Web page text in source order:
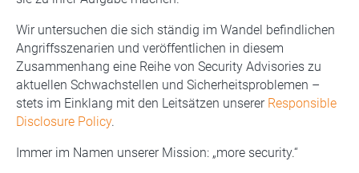
Wir untersuchen die sich ständig im Wandel befindlichen
Angriffsszenarien und veröffentlichen in diesem
Zusammenhang eine Reihe von Security Advisories zu
aktuellen Schwachstellen und Sicherheitsproblemen –
stets im Einklang mit den Leitsätzen unserer Responsible
Disclosure Policy.
Immer im Namen unserer Mission: „more security.“